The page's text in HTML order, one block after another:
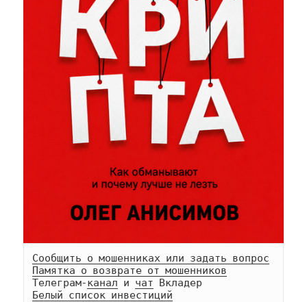
Сообщить о мошенниках или задать вопрос
Памятка о возврате от мошенников
Телеграм-канал и чат
Белый список инвестиций